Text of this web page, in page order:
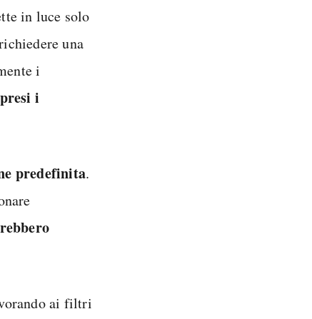
in luce solo
una
i
i
predefinita.
ai filtri